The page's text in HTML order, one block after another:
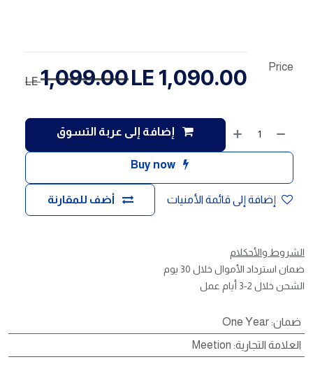
إضافة إلى عربة التسوق
Buy now
أضف للمقارنة إضافة إلى قائمة الأمنيات
Price
1,090.00
1,099.00
LE
الشروط والأحكلام
ضمان استرداد الأموال خلال 30 يوم
الشحن خلال 2-3 أيام عمل
ضمان:
One Year
العلامة التجارية:
Meetion